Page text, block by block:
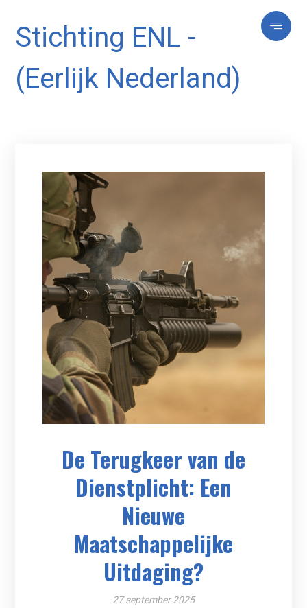
Stichting ENL -
(Eerlijk Nederland)
De Terugkeer van de
Dienstplicht: Een
Nieuwe
Maatschappelijke
Uitdaging?
27 september 2025